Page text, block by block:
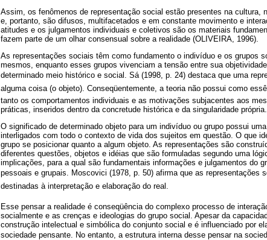
Assim, os fenômenos de representação social estão presentes na
e, portanto, são difusos, multifacetados e em constante movimento e
atitudes e os julgamentos individuais e coletivos são os materiais
fazem parte de um olhar consensual sobre a realidade (OLIVEIRA, 1996).
As representações sociais têm como fundamento o indivíduo e os grupos
mesmos, enquanto esses grupos vivenciam a tensão entre sua
determinado meio histórico e social. Sá (1998, p. 24) destaca que uma
alguma coisa (o objeto). Conseqüentemente, a teoria não possui como
tanto os comportamentos individuais e as motivações subjacentes aos
práticas, inseridos dentro da concretude histórica e da singularidade própria.
O significado de determinado objeto para um indivíduo ou grupo possui
interligados com todo o contexto de vida dos sujeitos em questão. O que
grupo se posicionar quanto a algum objeto. As representações são
diferentes questões, objetos e idéias que são formuladas segundo uma
implicações, para a qual são fundamentais informações e julgamentos do
pessoais e grupais. Moscovici (1978, p. 50) afirma que as representações
destinadas à interpretação e elaboração do real.
Esse pensar a realidade é conseqüência do complexo processo de
socialmente e as crenças e ideologias do grupo social. Apesar da
construção intelectual e simbólica do conjunto social e é influenciado por
sociedade pensante. No entanto, a estrutura interna desse pensar na